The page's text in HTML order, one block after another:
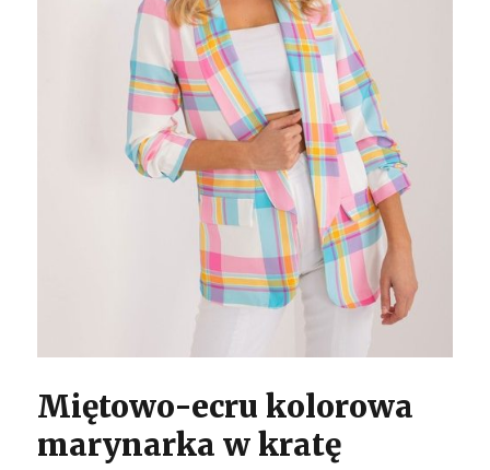
Miętowo-ecru kolorowa
marynarka w kratę